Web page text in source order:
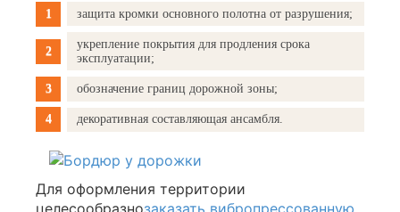
защита кромки основного полотна от разрушения;
укрепление покрытия для продления срока
эксплуатации;
обозначение границ дорожной зоны;
декоративная составляющая ансамбля.
Для оформления территории
целесообразнозаказать вибропрессованную